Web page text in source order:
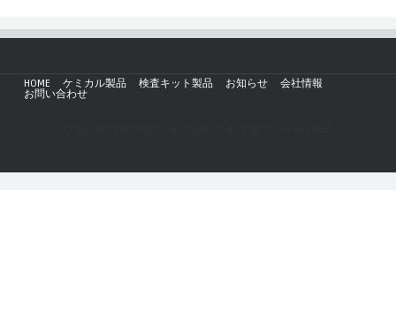
HOME ケミカル製品 検査キット製品 お知らせ
会社情報
お問い合わせ